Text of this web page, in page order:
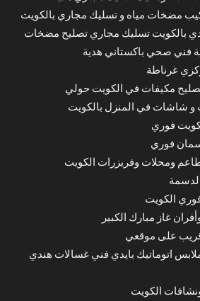
مضخات مياه و تسليك مجاري بالكويت
بالكويت تسليك مجاري تصليح مضخات
فني صحي باكستاني هدية
غرناطة
مكيفات في الكويت حولي
و شاشات في المنزل بالكويت
فوري
فوري
ومحلات وفريزرات الكويت
الكويت
غاز مبارك الكبير
على موقعي
اتوماتيك بايدي فني غسالات هندي
الكويت